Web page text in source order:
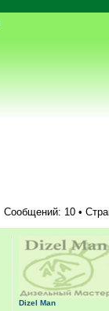
Сообщений: 10 •
Dizel Man